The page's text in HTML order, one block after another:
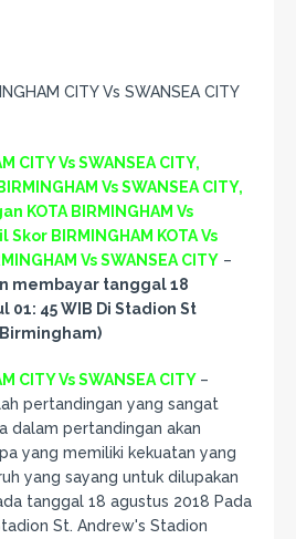
CITY Vs SWANSEA CITY,
Vs SWANSEA CITY,
KOTA BIRMINGHAM Vs
Skor BIRMINGHAM KOTA Vs
Vs SWANSEA CITY –
membayar tanggal 18
01: 45 WIB Di Stadion St
CITY Vs SWANSEA CITY –
pertandingan yang sangat
dalam pertandingan akan
yang memiliki kekuatan yang
yang sayang untuk dilupakan
tanggal 18 agustus 2018 Pada
St. Andrew's Stadion